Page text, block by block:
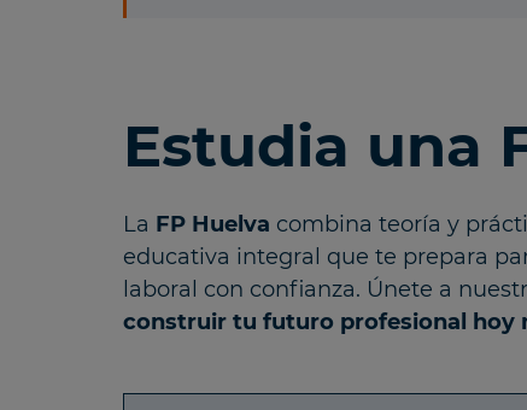
Estudia una
La FP Huelva combina teoría y
educativa integral que te prepara
laboral con confianza. Únete a
construir tu futuro profesional hoy